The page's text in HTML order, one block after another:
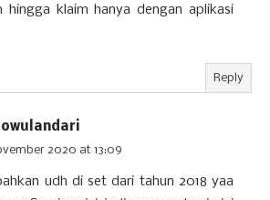
hingga klaim hanya dengan aplikasi
Reply
2020 at 13:09
udh di set dari tahun 2018 yaa